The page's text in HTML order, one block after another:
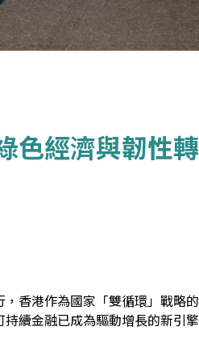
色經濟與韌性轉
香港作為國家「雙循環」戰略
續金融已成為驅動增長的新引擎